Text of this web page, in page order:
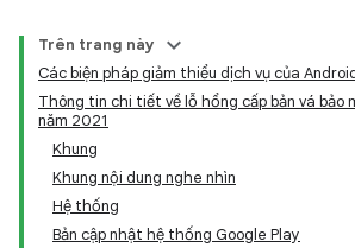
Trên trang này
Các biện pháp giảm thiểu dịch vụ của
Thông tin chi tiết về lỗ hổng cấp bản vá bảo
năm 2021
Khung
Khung nội dung nghe nhìn
Hệ thống
Bản cập nhật hệ thống Google Play